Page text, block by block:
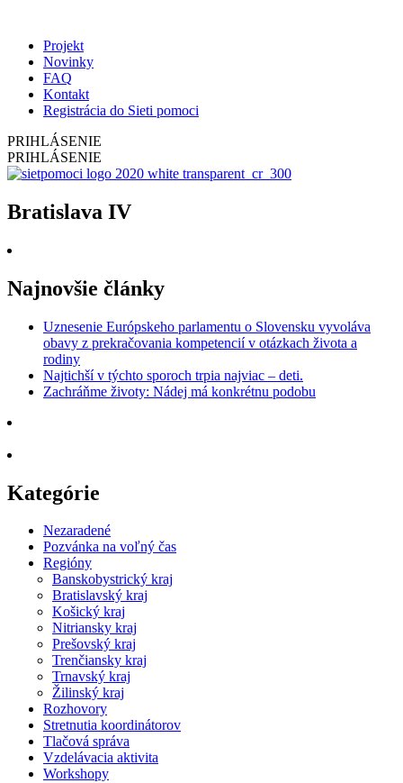
Projekt
Novinky
FAQ
Kontakt
Registrácia do Sieti pomoci
PRIHLÁSENIE
PRIHLÁSENIE
Bratislava IV
Najnovšie články
Uznesenie Európskeho parlamentu o Slovensku vyvoláva
obavy z prekračovania kompetencií v otázkach života a
rodiny
Najtichší v týchto sporoch trpia najviac – deti.
Zachráňme životy: Nádej má konkrétnu podobu
Kategórie
Nezaradené
Pozvánka na voľný čas
Regióny
Banskobystrický kraj
Bratislavský kraj
Košický kraj
Nitriansky kraj
Prešovský kraj
Trenčiansky kraj
Trnavský kraj
Žilinský kraj
Rozhovory
Stretnutia koordinátorov
Tlačová správa
Vzdelávacia aktivita
Workshopy